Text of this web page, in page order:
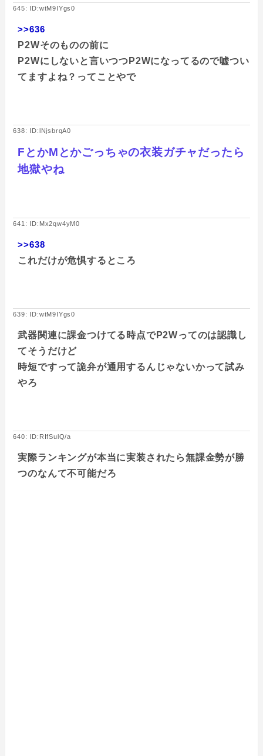
645: ID:wtM9IYgs0
>>636
P2Wそのものの前に
P2Wにしないと言いつつP2Wになってるので嘘つい
てますよね？ってことやで
638: ID:lNjsbrqA0
FとかMとかごっちゃの衣装ガチャだったら
地獄やね
641: ID:Mx2qw4yM0
>>638
これだけが危惧するところ
639: ID:wtM9IYgs0
武器関連に課金つけてる時点でP2Wってのは認識し
てそうだけど
時短ですって詭弁が通用するんじゃないかって試み
やろ
640: ID:RIfSulQ/a
実際ランキングが本当に実装されたら無課金勢が勝
つのなんて不可能だろ